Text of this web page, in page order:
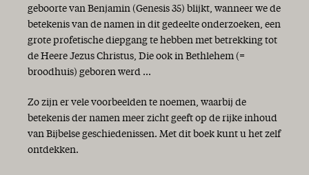
geboorte van Benjamin (Genesis 35) blijkt, wanneer we de
betekenis van de namen in dit gedeelte onderzoeken, een
grote profetische diepgang te hebben met betrekking tot
de Heere Jezus Christus, Die ook in Bethlehem (=
broodhuis) geboren werd ...
Zo zijn er vele voorbeelden te noemen, waarbij de
betekenis der namen meer zicht geeft op de rijke inhoud
van Bijbelse geschiedenissen. Met dit boek kunt u het zelf
ontdekken.